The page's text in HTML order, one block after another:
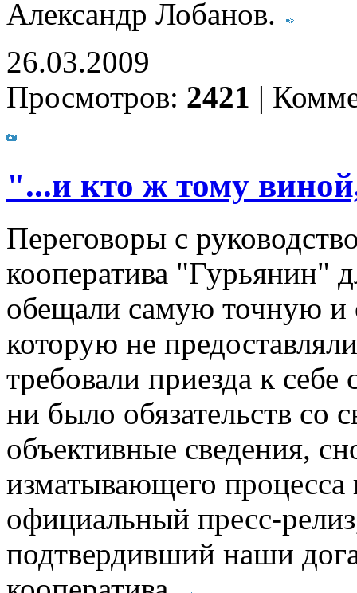
Александр Лобанов.
26.03.2009
Просмотров: 2421 |
"...и кто ж тому
Переговоры с
кооператива "Гурьянин"
обещали самую точную
которую не
требовали приезда к
ни было обязательств со
объективные сведения,
изматывающего процесса
официальный пресс-
подтвердивший наши